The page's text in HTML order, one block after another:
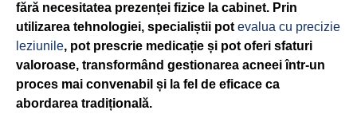
fără necesitatea prezenței fizice la cabinet. Prin
utilizarea tehnologiei, specialiștii pot evalua cu precizie
leziunile, pot prescrie medicație și pot oferi sfaturi
valoroase, transformând gestionarea acneei într-un
proces mai convenabil și la fel de eficace ca
abordarea tradițională.